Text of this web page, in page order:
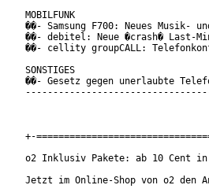
MOBILFUNK
��- Samsung F700: Neues Musik-
��- debitel: Neue �crash� Last-
��- cellity groupCALL:
SONSTIGES
��- Gesetz gegen unerlaubte
+-
o2 Inklusiv Pakete: ab 10 Cent
Jetzt im Online-Shop von o2 den